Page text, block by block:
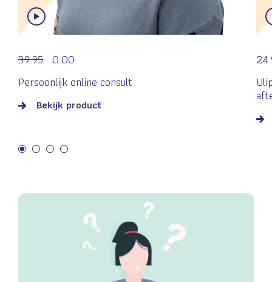
39.95 0.00
Persoonlijk online consult
Bekijk product